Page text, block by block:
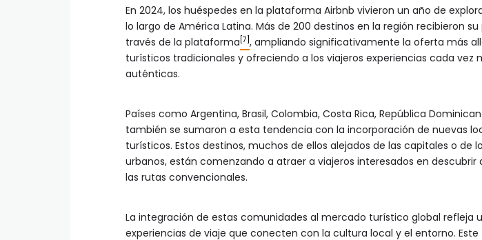
En 2024, los huéspedes en la plataforma Airbnb vivieron un año de
lo largo de América Latina. Más de 200 destinos en la región recibieron
través de la plataforma [7] , ampliando significativamente la oferta más
turísticos tradicionales y ofreciendo a los viajeros experiencias cada vez
auténticas.
Países como Argentina, Brasil, Colombia, Costa Rica, República
también se sumaron a esta tendencia con la incorporación de nuevas
turísticos. Estos destinos, muchos de ellos alejados de las capitales o de
urbanos, están comenzando a atraer a viajeros interesados en descubrir
las rutas convencionales.
La integración de estas comunidades al mercado turístico global refleja
experiencias de viaje que conecten con la cultura local y el entorno.